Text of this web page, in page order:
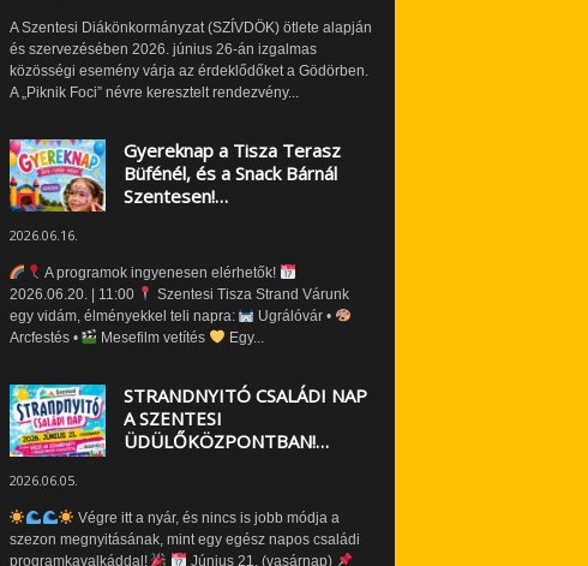
A Szentesi Diákönkormányzat (SZÍVDÖK) ötlete alapján
és szervezésében 2026. június 26-án izgalmas
közösségi esemény várja az érdeklődőket a Gödörben.
A „Piknik Foci” névre keresztelt rendezvény...
Gyereknap a Tisza Terasz
Büfénél, és a Snack Bárnál
Szentesen!…
2026.06.16.
A programok ingyenesen elérhetők!
2026.06.20. | 11:00
Szentesi Tisza Strand Várunk
egy vidám, élményekkel teli napra:
Ugrálóvár •
Arcfestés •
Mesefilm vetítés Egy...
STRANDNYITÓ CSALÁDI NAP
A SZENTESI
ÜDÜLŐKÖZPONTBAN!…
2026.06.05.
Végre itt a nyár, és nincs is jobb módja a
szezon megnyitásának, mint egy egész napos családi
programkavalkáddal!
Június 21. (vasárnap)